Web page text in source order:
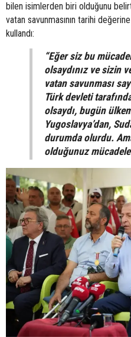
bilen isimlerden biri olduğunu
vatan savunmasının tarihi
kullandı:
“Eğer siz bu
olsaydınız ve sizin
vatan savunması
Türk devleti
olsaydı, bugün
Yugoslavya’dan,
durumda olurdu.
olduğunuz